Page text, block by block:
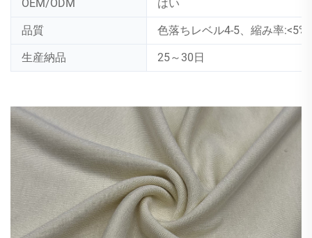
OEM/ODM はい
品質 色落ちレベル4-5、縮み率:<5%
生産納品 25～30日